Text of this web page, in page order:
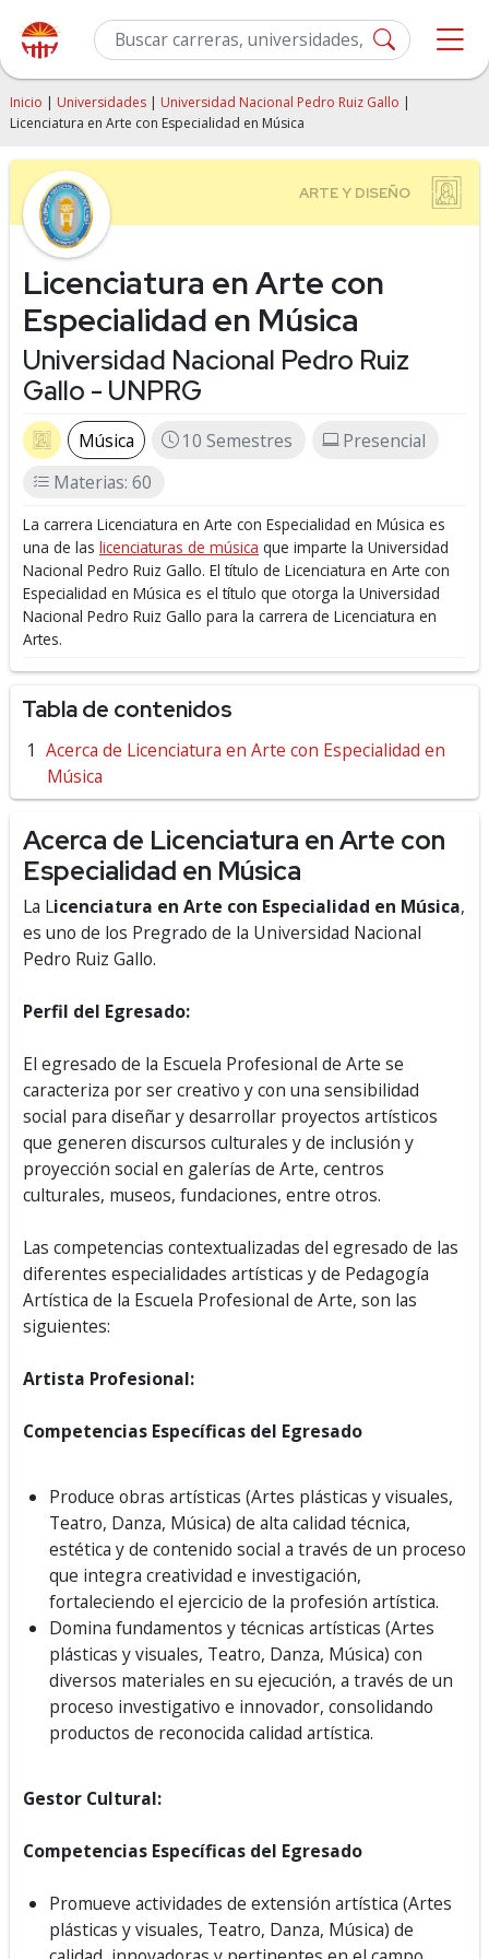
Inicio | Universidades | Universidad Nacional Pedro Ruiz Gallo |
Licenciatura en Arte con Especialidad en Música
Licenciatura en Arte con
Especialidad en Música
Universidad Nacional Pedro Ruiz
Gallo - UNPRG
Música 10 Semestres
Presencial
Materias: 60
La carrera Licenciatura en Arte con Especialidad en Música es
una de las licenciaturas de música que imparte la Universidad
Nacional Pedro Ruiz Gallo. El título de Licenciatura en Arte con
Especialidad en Música es el título que otorga la Universidad
Nacional Pedro Ruiz Gallo para la carrera de Licenciatura en
Artes.
Tabla de contenidos
Acerca de Licenciatura en Arte con Especialidad en
Música
Acerca de Licenciatura en Arte con
Especialidad en Música
La Licenciatura en Arte con Especialidad en Música,
es uno de los Pregrado de la Universidad Nacional
Pedro Ruiz Gallo.
Perfil del Egresado:
El egresado de la Escuela Profesional de Arte se
caracteriza por ser creativo y con una sensibilidad
social para diseñar y desarrollar proyectos artísticos
que generen discursos culturales y de inclusión y
proyección social en galerías de Arte, centros
culturales, museos, fundaciones, entre otros.
Las competencias contextualizadas del egresado de las
diferentes especialidades artísticas y de Pedagogía
Artística de la Escuela Profesional de Arte, son las
siguientes:
Artista Profesional:
Competencias Específicas del Egresado
Produce obras artísticas (Artes plásticas y visuales,
Teatro, Danza, Música) de alta calidad técnica,
estética y de contenido social a través de un proceso
que integra creatividad e investigación,
fortaleciendo el ejercicio de la profesión artística.
Domina fundamentos y técnicas artísticas (Artes
plásticas y visuales, Teatro, Danza, Música) con
diversos materiales en su ejecución, a través de un
proceso investigativo e innovador, consolidando
productos de reconocida calidad artística.
Gestor Cultural:
Competencias Específicas del Egresado
Promueve actividades de extensión artística (Artes
plásticas y visuales, Teatro, Danza, Música) de